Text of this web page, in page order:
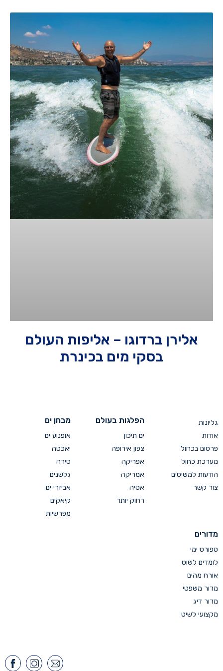
אלירן ברדוגו – אליפות העולם
בסקי מים בכינרת
גליונות
אודות
פרסום בכחול
מערכת כחול
הודעות למשיטים
צור קשר
הפלגות בעולם
ים תיכון
צפון אירופה
אפריקה
אמריקה
אסיה
רחוק יותר
מבחן ים
אופנוע ים
יאכטה
סירה
גלשנים
אביזרי ים
קיאקים
מפרשיות
מדורים
ספורט ימי
לומדים לשוט
אורח מהים
מדור משפטי
מדור דיג
מקצועי לשיט